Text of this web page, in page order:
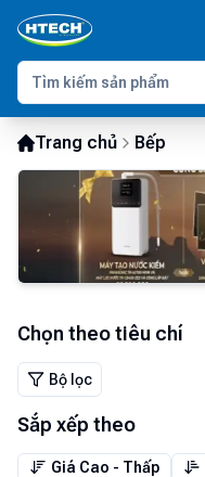
Trang chủ Bếp
Chọn theo tiêu chí
Bộ lọc
Sắp xếp theo
Giá Cao - Thấp